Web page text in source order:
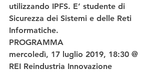
utilizzando IPFS. E’ studente di
Sicurezza dei Sistemi e delle Reti
Informatiche.
PROGRAMMA
mercoledì, 17 luglio 2019, 18:30 @
REI Reindustria Innovazione